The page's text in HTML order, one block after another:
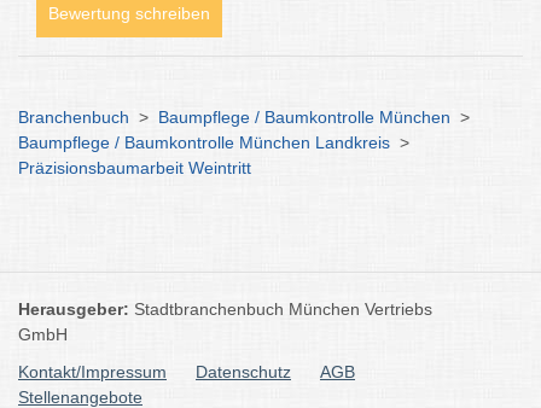
Bewertung schreiben
Branchenbuch > Baumpflege / Baumkontrolle München >
Baumpflege / Baumkontrolle München Landkreis >
Präzisionsbaumarbeit Weintritt
Herausgeber: Stadtbranchenbuch München Vertriebs
GmbH
Kontakt/Impressum
Datenschutz
AGB
Stellenangebote